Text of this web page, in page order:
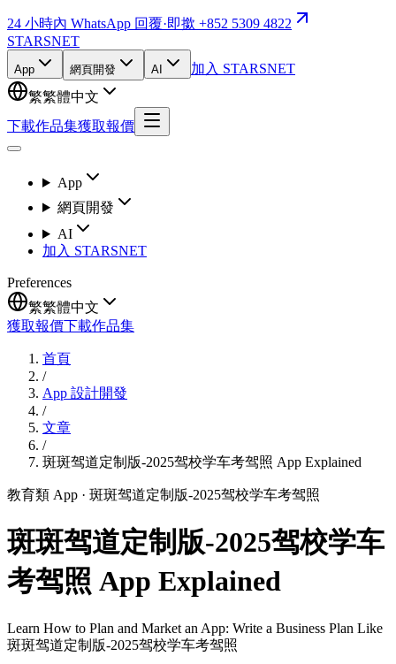
24 小時內 WhatsApp 回覆·即撳 +852 5309 4822
STARSNET
App 網頁開發 AI
加入 STARSNET
繁繁體中文
下載作品集獲取報價
App
網頁開發
AI
加入 STARSNET
Preferences
繁繁體中文
獲取報價下載作品集
首頁
/
App 設計開發
/
文章
/
斑斑驾道定制版-2025驾校学车考驾照 App Explained
教育類 App · 斑斑驾道定制版-2025驾校学车考驾照
斑斑驾道定制版-2025驾校学车
考驾照 App Explained
Learn How to Plan and Market an App: Write a Business Plan Like
斑斑驾道定制版-2025驾校学车考驾照